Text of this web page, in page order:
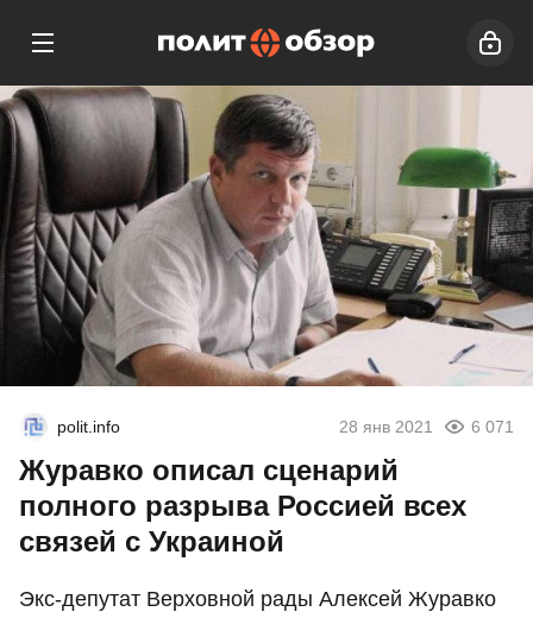
polit.info 28 янв 2021 6 071
Журавко описал сценарий
полного разрыва Россией всех
связей с Украиной
Экс-депутат Верховной рады Алексей Журавко